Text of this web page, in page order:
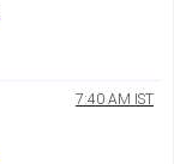
7:40 AM IST